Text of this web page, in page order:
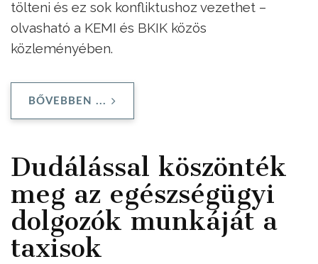
tölteni és ez sok konfliktushoz vezethet –
olvasható a KEMI és BKIK közös
közleményében.
BŐVEBBEN ...
Dudálással köszönték
meg az egészségügyi
dolgozók munkáját a
taxisok